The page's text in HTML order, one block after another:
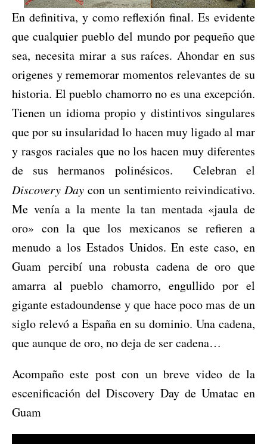
En definitiva, y como reflexión final. Es evidente
que cualquier pueblo del mundo por pequeño que
sea, necesita mirar a sus raíces. Ahondar en sus
origenes y rememorar momentos relevantes de su
historia. El pueblo chamorro no es una excepción.
Tienen un idioma propio y distintivos singulares
que por su insularidad lo hacen muy ligado al mar
y rasgos raciales que no los hacen muy diferentes
de sus hermanos polinésicos. Celebran el
Discovery Day con un sentimiento reivindicativo.
Me venía a la mente la tan mentada «jaula de
oro» con la que los mexicanos se refieren a
menudo a los Estados Unidos. En este caso, en
Guam percibí una robusta cadena de oro que
amarra al pueblo chamorro, engullido por el
gigante estadoundense y que hace poco mas de un
siglo relevó a España en su dominio. Una cadena,
que aunque de oro, no deja de ser cadena…
Acompaño este post con un breve video de la
escenificación del Discovery Day de Umatac en
Guam